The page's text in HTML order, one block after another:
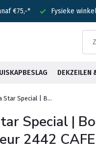
Voor 15:00
DEKZEILEN
Star Special | B...
Special |
2442 CAFE